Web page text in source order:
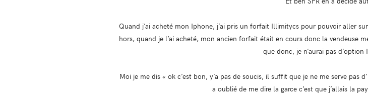
Quand j’ai acheté mon Iphone, j’ai pris un forfait Illimitycs pour pouvoir aller
hors, quand je l’ai acheté, mon ancien forfait était en cours donc la vendeuse
que donc, je n’aurai pas d’option
Moi je me dis « ok c’est bon, y’a pas de soucis, il suffit que je ne me serve pas
a oublié de me dire la garce c’est que j’allais la